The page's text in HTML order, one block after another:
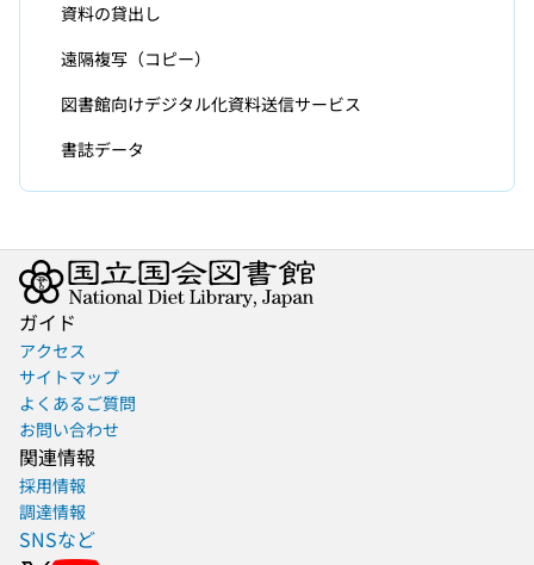
資料の貸出し
遠隔複写（コピー）
図書館向けデジタル化資料送信サービス
書誌データ
ガイド
アクセス
サイトマップ
よくあるご質問
お問い合わせ
関連情報
採用情報
調達情報
SNSなど